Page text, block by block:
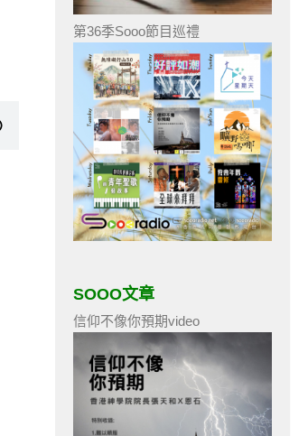
第36季Sooo節目巡禮
SOOO文章
信仰不像你預期video